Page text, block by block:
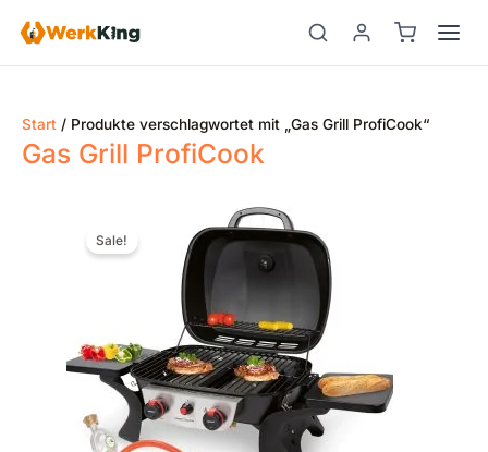
Inhalt
springen
Start / Produkte verschlagwortet mit „Gas Grill ProfiCook“
Gas Grill ProfiCook
Sale!
Ursprünglicher
€249,00
Aktueller
Preis
ist: